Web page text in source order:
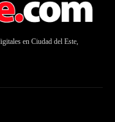
en Ciudad del Este,